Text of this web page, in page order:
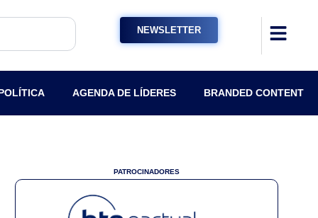
NEWSLETTER
AGENDA DE LÍDERES BRANDED CONTENT
PATROCINADORES